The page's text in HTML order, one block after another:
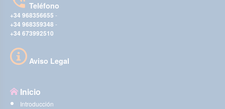
Teléfono
+34 968356655 -
+34 968359348 -
+34 673992510
Aviso Legal
Inicio
Introducción